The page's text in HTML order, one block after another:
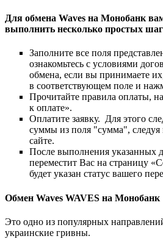
Для обмена Waves на Монобанк
выполнить несколько простых
Заполните все поля
ознакомьтесь с условиями
обмена, если вы принимаете
в соответствующем поле и
Прочитайте правила оплаты,
к оплате».
Оплатите заявку. Для этого
суммы из поля "сумма",
сайте.
После выполнения указанных
переместит Вас на страницу
будет указан статус вашего
Обмен Waves WAVES на Монобанк
Это одно из популярных
украинские гривны.